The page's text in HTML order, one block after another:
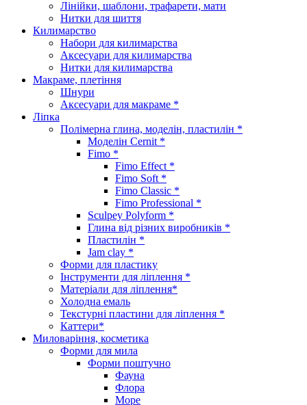
Лінійки, шаблони, трафарети, мати
Нитки для шиття
Килимарство
Набори для килимарства
Аксесуари для килимарства
Нитки для килимарства
Макраме, плетіння
Шнури
Аксесуари для макраме *
Ліпка
Полімерна глина, моделін, пластилін *
Моделін Cernit *
Fimo *
Fimo Effect *
Fimo Soft *
Fimo Classic *
Fimo Professional *
Sculpey Polyform *
Глина від різних виробників *
Пластилін *
Jam clay *
Форми для пластику
Інструменти для ліплення *
Матеріали для ліплення*
Холодна емаль
Текстурні пластини для ліплення *
Каттери*
Миловаріння, косметика
Форми для мила
Форми поштучно
Фауна
Флора
Море